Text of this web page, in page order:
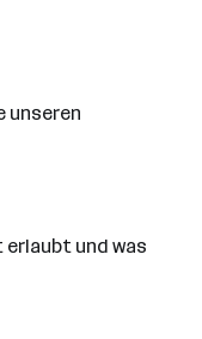
unseren
erlaubt und was